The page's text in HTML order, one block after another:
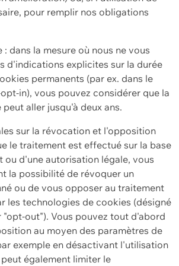
pour remplir nos obligations
dans la mesure où nous ne vous
d'indications explicites sur la durée
permanents (par ex. dans le
in), vous pouvez considérer que la
aller jusqu'à deux ans.
sur la révocation et l'opposition
le traitement est effectué sur la base
ou d'une autorisation légale, vous
la possibilité de révoquer un
ou de vous opposer au traitement
les technologies de cookies (désigné
out"). Vous pouvez tout d'abord
au moyen des paramètres de
exemple en désactivant l'utilisation
également limiter le